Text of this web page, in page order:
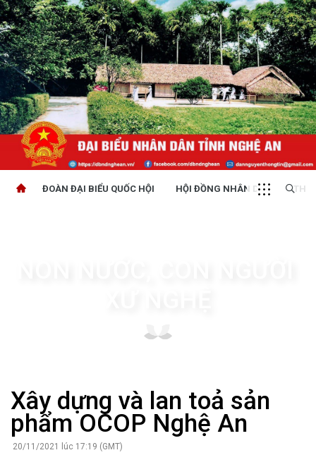
ĐOÀN ĐẠI BIỂU QUỐC HỘI HỘI ĐỒNG NHÂN DÂN
Xây dựng và lan toả sản
phẩm OCOP Nghệ An
20/11/2021 lúc 17:19 (GMT)